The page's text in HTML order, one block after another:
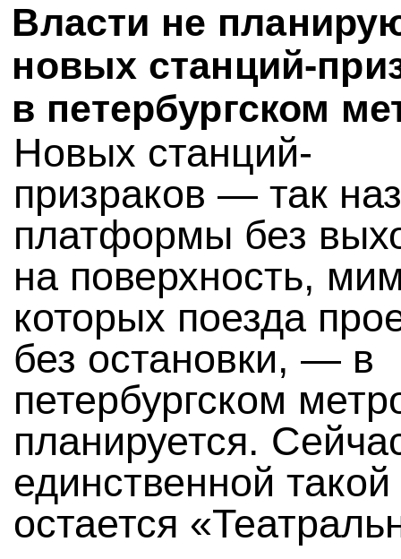
Власти не
новых станций-
в петербургском
Новых станций-
призраков — так
платформы без
на поверхность,
которых поезда
без остановки, — в
петербургском
планируется.
единственной такой
остается